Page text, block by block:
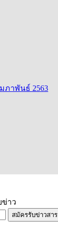
ภาพันธ์ 2563
ข่าว
สมัครรับข่าวสาร